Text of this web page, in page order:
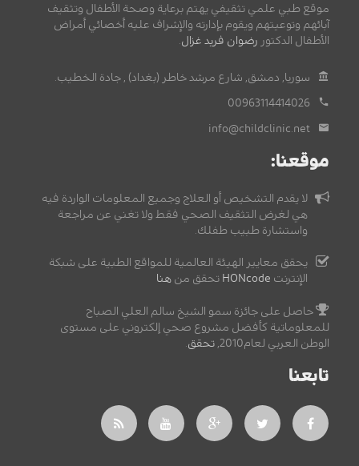
موقع طبي علمي تثقيفي يهتم برعاية وصحة الأطفال وتثقيف
آبائهم وتوعيتهم ويقوم بإدارته والإشراف عليه أخصائي أمراض
الأطفال الدكتور رضوان فريد غزال.
سوريا, دمشق, شارع مرشد خاطر (بغداد) , جادة الخطيب.
00963114414026
info@childclinic.net
موقعنا:
لا يقدم التشخيص أو العلاج وجميع المعلومات الواردة فيه
هي لغرض التثقيف الصحي فقط ولا تغني عن مراجعة
واستشارة طبيب طفلك.
يحقق معايير الهيئة العالمية للمواقع الطبية على شبكة
الإنترنت HONcode تحقق من هنا
حاصل على جائزة سمو الشيخ سالم العلي الصباح
للمعلوماتية كأفضل مشروع صحي إلكتروني على مستوى
الوطن العربي لعام2010,
تحقق.
تابعنا